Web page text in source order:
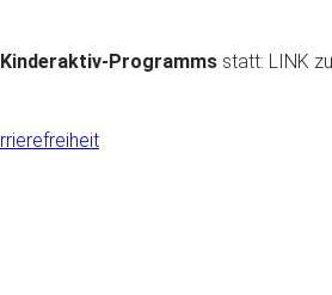
Kinderaktiv-Programms statt: LINK zu